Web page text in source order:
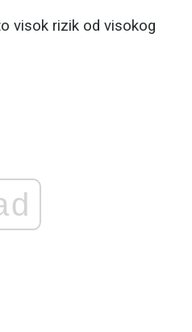
visok rizik od visokog